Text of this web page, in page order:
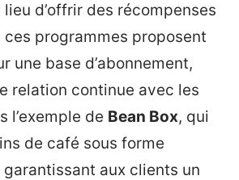
d’offrir des récompenses
programmes proposent
une base d’abonnement,
relation continue avec les
l’exemple de Bean Box, qui
de café sous forme
garantissant aux clients un